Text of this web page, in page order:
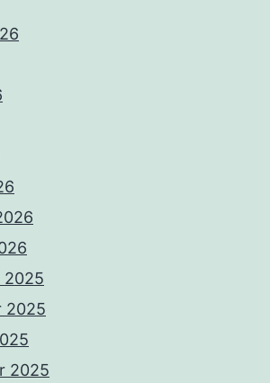
2025
2025
2025